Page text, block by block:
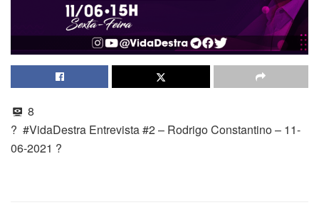
8
? #VidaDestra Entrevista #2 – Rodrigo Constantino – 11-
06-2021 ?